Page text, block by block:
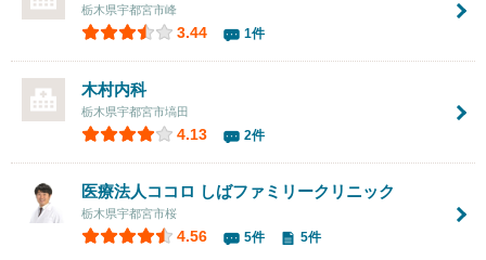
栃木県宇都宮市峰
3.44 1件
木村内科
栃木県宇都宮市塙田
4.13 2件
医療法人ココロ しばファミリークリニック
栃木県宇都宮市桜
4.56 5件 5件